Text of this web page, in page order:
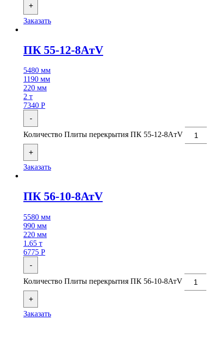
+
Заказать
ПК 55-12-8AтV
5480 мм
1190 мм
220 мм
2 т
7340 Р
-
Количество Плиты перекрытия ПК 55-12-8AтV
+
Заказать
ПК 56-10-8АтV
5580 мм
990 мм
220 мм
1.65 т
6775 Р
-
Количество Плиты перекрытия ПК 56-10-8АтV
+
Заказать